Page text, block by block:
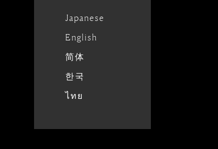
Japanese
English
简体
한국
ไทย